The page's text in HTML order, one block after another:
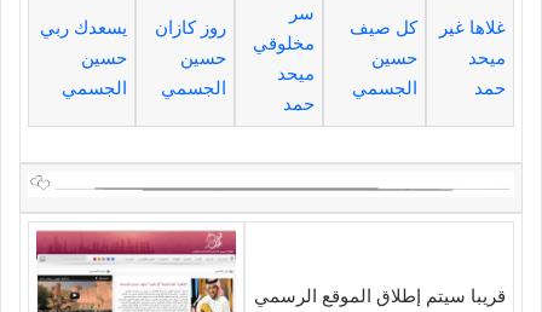
غلاها غير
ميحد
حمد
كل صيف
حسين
الجسمي
سر
مخلوقي
ميحد
حمد
روز كازان
حسين
الجسمي
يسعدك ربي
حسين
الجسمي
قريبا سيتم إطلاق الموقع الرسمي